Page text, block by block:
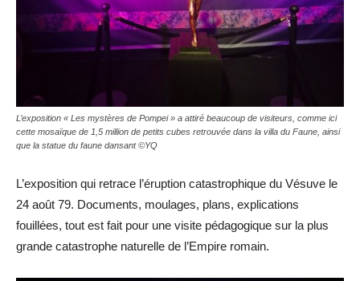
L’exposition « Les mystères de Pompei » a attiré beaucoup de visiteurs, comme ici
cette mosaïque de 1,5 million de petits cubes retrouvée dans la villa du Faune, ainsi
que la statue du faune dansant ©YQ
L’exposition qui retrace l’éruption catastrophique du Vésuve le
24 août 79. Documents, moulages, plans, explications
fouillées, tout est fait pour une visite pédagogique sur la plus
grande catastrophe naturelle de l’Empire romain.